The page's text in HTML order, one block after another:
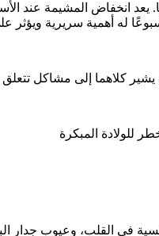
انخفاض المشيمة عند
له أهمية سريرية ويؤثر
للولادة المبكرة
في القلب، وعيوب